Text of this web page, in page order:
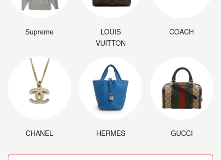
Supreme
LOUIS
VUITTON
COACH
CHANEL HERMES GUCCI